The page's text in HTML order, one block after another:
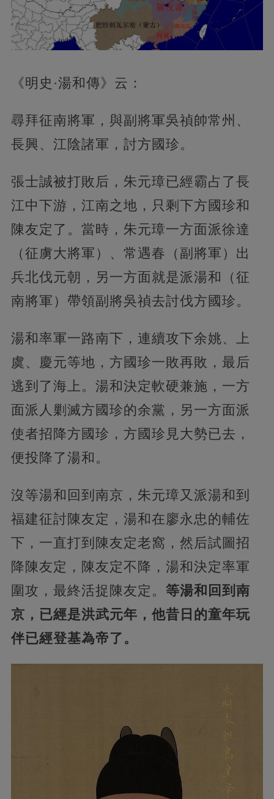
《明史·湯和傳》云：
尋拜征南將軍，與副將軍吳禎帥常州、
長興、江陰諸軍，討方國珍。
張士誠被打敗后，朱元璋已經霸占了長
江中下游，江南之地，只剩下方國珍和
陳友定了。當時，朱元璋一方面派徐達
（征虜大將軍）、常遇春（副將軍）出
兵北伐元朝，另一方面就是派湯和（征
南將軍）帶領副將吳禎去討伐方國珍。
湯和率軍一路南下，連續攻下余姚、上
虞、慶元等地，方國珍一敗再敗，最后
逃到了海上。湯和決定軟硬兼施，一方
面派人剿滅方國珍的余黨，另一方面派
使者招降方國珍，方國珍見大勢已去，
便投降了湯和。
沒等湯和回到南京，朱元璋又派湯和到
福建征討陳友定，湯和在廖永忠的輔佐
下，一直打到陳友定老窩，然后試圖招
降陳友定，陳友定不降，湯和決定率軍
圍攻，最終活捉陳友定。 等湯和回到南
京，已經是洪武元年，他昔日的童年玩
伴已經登基為帝了。